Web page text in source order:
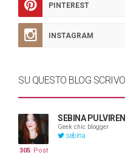
PINTEREST
INSTAGRAM
SU QUESTO BLOG
SEBINA
Geek chic blogger
sebina
305 Post